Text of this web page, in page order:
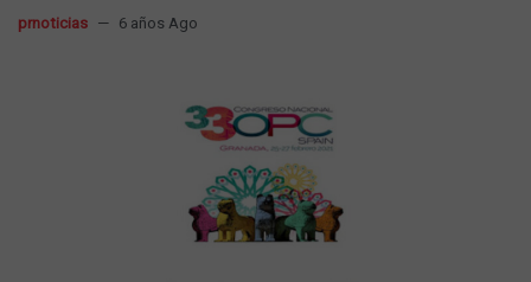
prnoticias 6 años Ago